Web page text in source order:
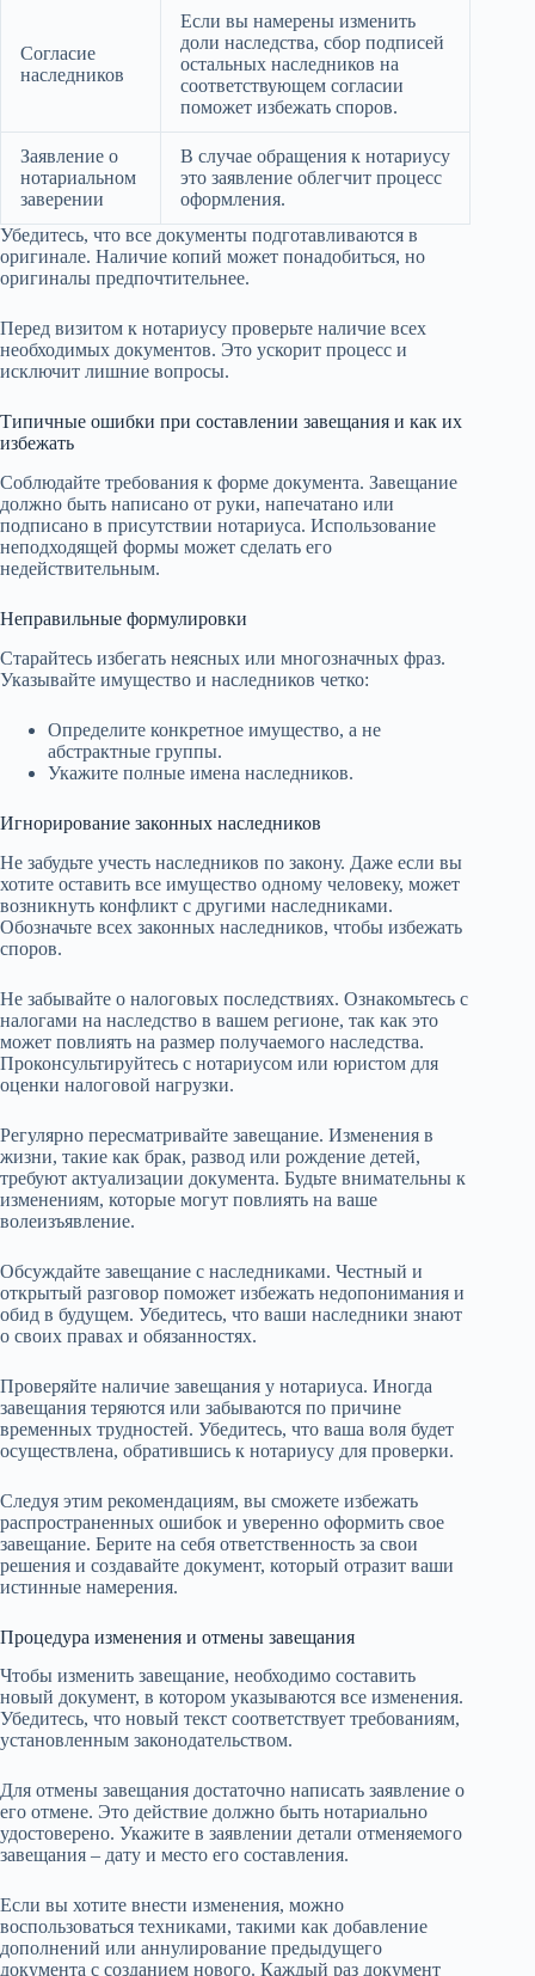
Согласие
наследников
Если вы намерены изменить
доли наследства, сбор подписей
остальных наследников на
соответствующем согласии
поможет избежать споров.
Заявление о
нотариальном
заверении
В случае обращения к нотариусу
это заявление облегчит процесс
оформления.
Убедитесь, что все документы подготавливаются в
оригинале. Наличие копий может понадобиться, но
оригиналы предпочтительнее.
Перед визитом к нотариусу проверьте наличие всех
необходимых документов. Это ускорит процесс и
исключит лишние вопросы.
Типичные ошибки при составлении завещания и как их
избежать
Соблюдайте требования к форме документа. Завещание
должно быть написано от руки, напечатано или
подписано в присутствии нотариуса. Использование
неподходящей формы может сделать его
недействительным.
Неправильные формулировки
Старайтесь избегать неясных или многозначных фраз.
Указывайте имущество и наследников четко:
Определите конкретное имущество, а не
абстрактные группы.
Укажите полные имена наследников.
Игнорирование законных наследников
Не забудьте учесть наследников по закону. Даже если вы
хотите оставить все имущество одному человеку, может
возникнуть конфликт с другими наследниками.
Обозначьте всех законных наследников, чтобы избежать
споров.
Не забывайте о налоговых последствиях. Ознакомьтесь с
налогами на наследство в вашем регионе, так как это
может повлиять на размер получаемого наследства.
Проконсультируйтесь с нотариусом или юристом для
оценки налоговой нагрузки.
Регулярно пересматривайте завещание. Изменения в
жизни, такие как брак, развод или рождение детей,
требуют актуализации документа. Будьте внимательны к
изменениям, которые могут повлиять на ваше
волеизъявление.
Обсуждайте завещание с наследниками. Честный и
открытый разговор поможет избежать недопонимания и
обид в будущем. Убедитесь, что ваши наследники знают
о своих правах и обязанностях.
Проверяйте наличие завещания у нотариуса. Иногда
завещания теряются или забываются по причине
временных трудностей. Убедитесь, что ваша воля будет
осуществлена, обратившись к нотариусу для проверки.
Следуя этим рекомендациям, вы сможете избежать
распространенных ошибок и уверенно оформить свое
завещание. Берите на себя ответственность за свои
решения и создавайте документ, который отразит ваши
истинные намерения.
Процедура изменения и отмены завещания
Чтобы изменить завещание, необходимо составить
новый документ, в котором указываются все изменения.
Убедитесь, что новый текст соответствует требованиям,
установленным законодательством.
Для отмены завещания достаточно написать заявление о
его отмене. Это действие должно быть нотариально
удостоверено. Укажите в заявлении детали отменяемого
завещания – дату и место его составления.
Если вы хотите внести изменения, можно
воспользоваться техниками, такими как добавление
дополнений или аннулирование предыдущего
документа с созданием нового. Каждый раз документ